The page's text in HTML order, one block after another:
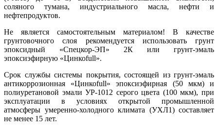
соляного тумана, индустриального масла, нефти и
нефтепродуктов.
Не является самостоятельным материалом! В качестве
грунтовочного слоя рекомендуется использовать грунт
эпоксидный «Спецкор-ЭП» 2К или грунт-эмаль
эпоксиэфирную «Цинкоfull».
Срок службы системы покрытия, состоящей из грунт-эмаль
антикоррозионная «Цинкоfull» эпоксиэфирная (50 мкм) и
полиуретановой эмали УР-1012 серого цвета (100 мкм), при
эксплуатации в условиях открытой промышленной
атмосферы умеренно-холодного климата (УХЛ1) составляет
не менее 15 лет.